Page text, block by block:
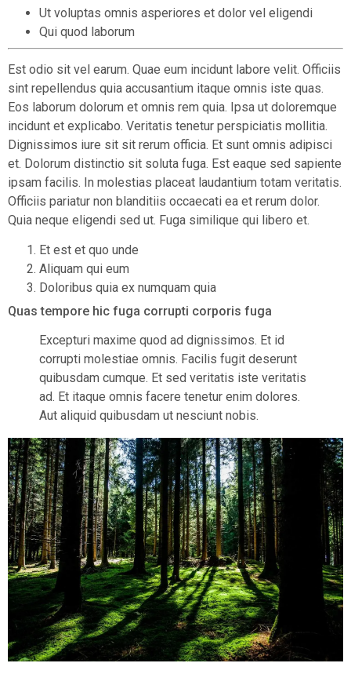
Ut voluptas omnis asperiores et dolor vel eligendi
Qui quod laborum
Est odio sit vel earum. Quae eum incidunt labore velit. Officiis
sint repellendus quia accusantium itaque omnis iste quas.
Eos laborum dolorum et omnis rem quia. Ipsa ut doloremque
incidunt et explicabo. Veritatis tenetur perspiciatis mollitia.
Dignissimos iure sit sit rerum officia. Et sunt omnis adipisci
et. Dolorum distinctio sit soluta fuga. Est eaque sed sapiente
ipsam facilis. In molestias placeat laudantium totam veritatis.
Officiis pariatur non blanditiis occaecati ea et rerum dolor.
Quia neque eligendi sed ut. Fuga similique qui libero et.
Et est et quo unde
Aliquam qui eum
Doloribus quia ex numquam quia
Quas tempore hic fuga corrupti corporis fuga
Excepturi maxime quod ad dignissimos. Et id
corrupti molestiae omnis. Facilis fugit deserunt
quibusdam cumque. Et sed veritatis iste veritatis
ad. Et itaque omnis facere tenetur enim dolores.
Aut aliquid quibusdam ut nesciunt nobis.